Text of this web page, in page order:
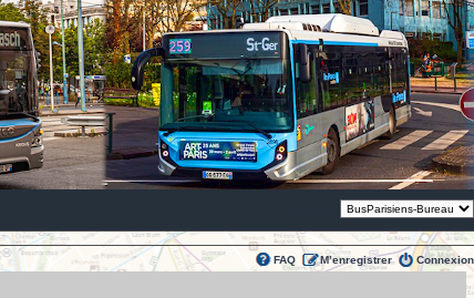
FAQ M’enregistrer Connexion